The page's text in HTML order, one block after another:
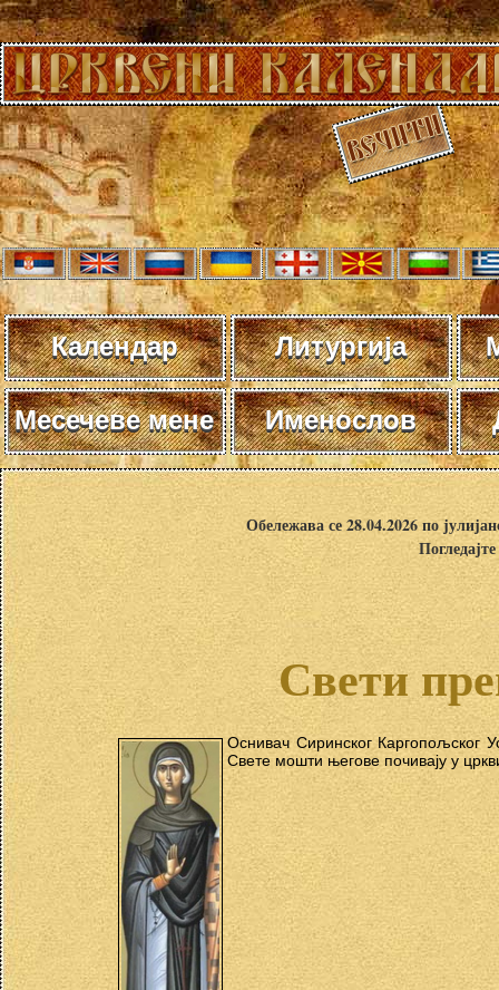
Календар Литургија
Месечеве мене Именослов
Обележава се 28.04.2026 по
Свети
Оснивач Сиринског Каргопољског
Свете мошти његове почивају у